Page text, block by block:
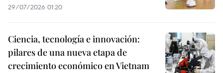
29/07/2026 01:20
Ciencia, tecnología e innovación:
pilares de una nueva etapa de
crecimiento económico en Vietnam